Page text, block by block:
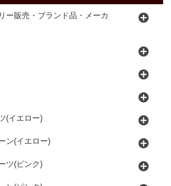
ー販売・ブランド品・メーカ
(イエロー)
ン(イエロー)
ツ(ピンク)